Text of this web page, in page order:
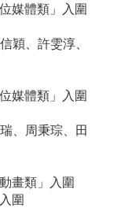
媒體類」入圍
穎、許雯淳、
媒體類」入圍
、周秉琮、田
畫類」入圍
圍